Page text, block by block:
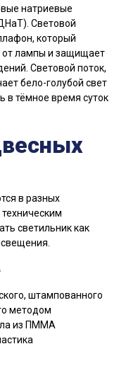
натриевые
Световой
который
от лампы и защищает
Световой поток,
бело-голубой свет
в тёмное время суток
в разных
светильник как
штампованного
методом
из ПММА